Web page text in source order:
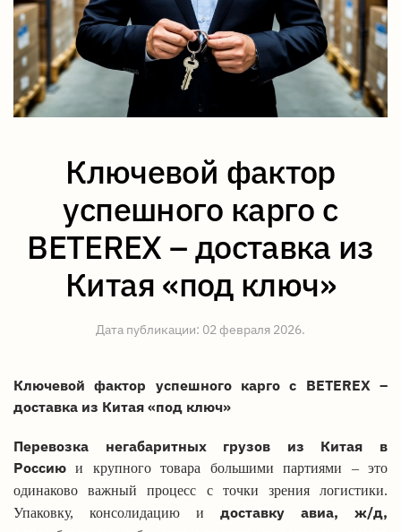
Ключевой фактор
успешного карго с
BETEREX – доставка из
Китая «под ключ»
Дата публикации: 02 февраля 2026.
Ключевой фактор успешного карго с BETEREX –
доставка из Китая «под ключ»
Перевозка негабаритных грузов из Китая в
Россию
и крупного товара большими партиями – это
одинаково важный процесс с точки зрения логистики.
Упаковку, консолидацию и доставку авиа, ж/д,